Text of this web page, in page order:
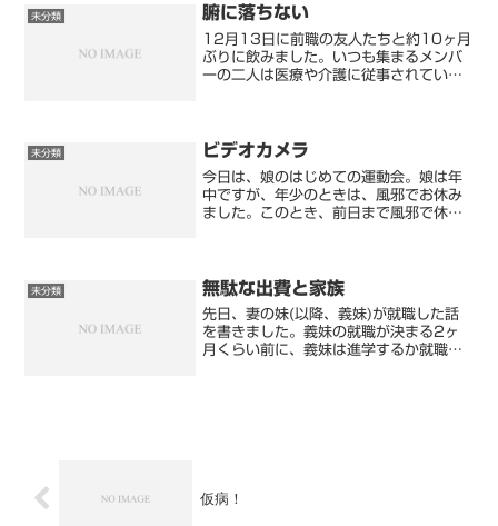
についてそう思ったわけで、...
未分類 腑に落ちない
12月13日に前職の友人たちと約10ヶ月
ぶりに飲みました。いつも集まるメンバ
ーの二人は医療や介護に従事されている
やり取りしています。都...
未分類 ビデオカメラ
今日は、娘のはじめての運動会。娘は年
中ですが、年少のときは、風邪でお休み
ました。このとき、前日まで風邪で休ん
めての屋外の動物園とアミ...
未分類 無駄な出費と家族
先日、妻の妹(以降、義妹)が就職した話
を書きました。義妹の就職が決まる2ヶ
月くらい前に、義妹は進学するか就職で
仮病！